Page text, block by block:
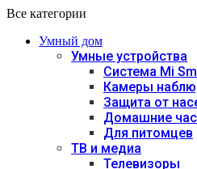
Все категории
Умный дом
Умные устройства
Система Mi
Камеры
Защита от
Домашние
Для питомцев
ТВ и медиа
Телевизоры